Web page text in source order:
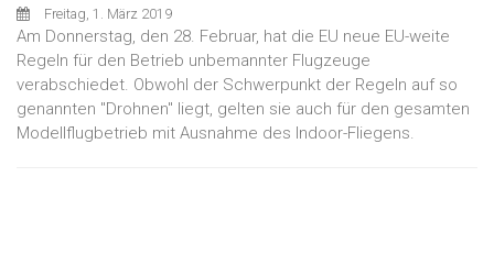
Freitag, 1. März 2019
Am Donnerstag, den 28. Februar, hat die EU neue EU-weite
Regeln für den Betrieb unbemannter Flugzeuge
verabschiedet. Obwohl der Schwerpunkt der Regeln auf so
genannten "Drohnen" liegt, gelten sie auch für den gesamten
Modellflugbetrieb mit Ausnahme des Indoor-Fliegens.